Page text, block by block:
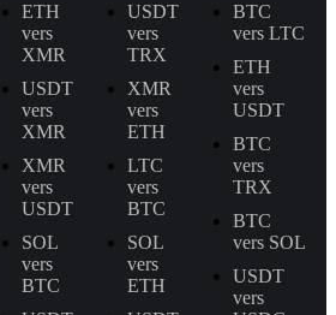
ETH
vers
XMR
USDT
vers
XMR
XMR
vers
USDT
SOL
vers
BTC
USDT
vers
TRX
XMR
vers
ETH
LTC
vers
BTC
SOL
vers
ETH
BTC
vers LTC
ETH
vers
USDT
BTC
vers
TRX
BTC
vers SOL
USDT
vers